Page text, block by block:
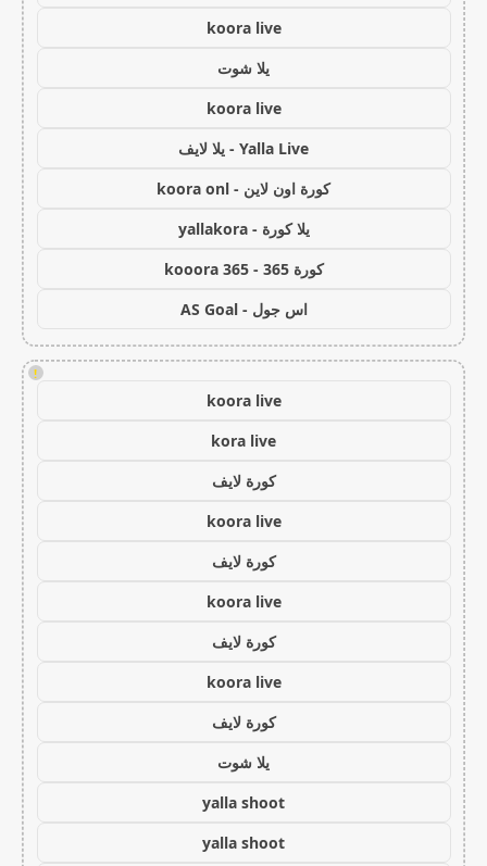
koora live
يلا شوت
koora live
Yalla Live - يلا لايف
كورة اون لاين - koora onl
يلا كورة - yallakora
كورة 365 - kooora 365
اس جول - AS Goal
!
koora live
kora live
كورة لايف
koora live
كورة لايف
koora live
كورة لايف
koora live
كورة لايف
يلا شوت
yalla shoot
yalla shoot